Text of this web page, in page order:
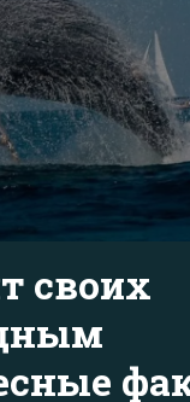
своих